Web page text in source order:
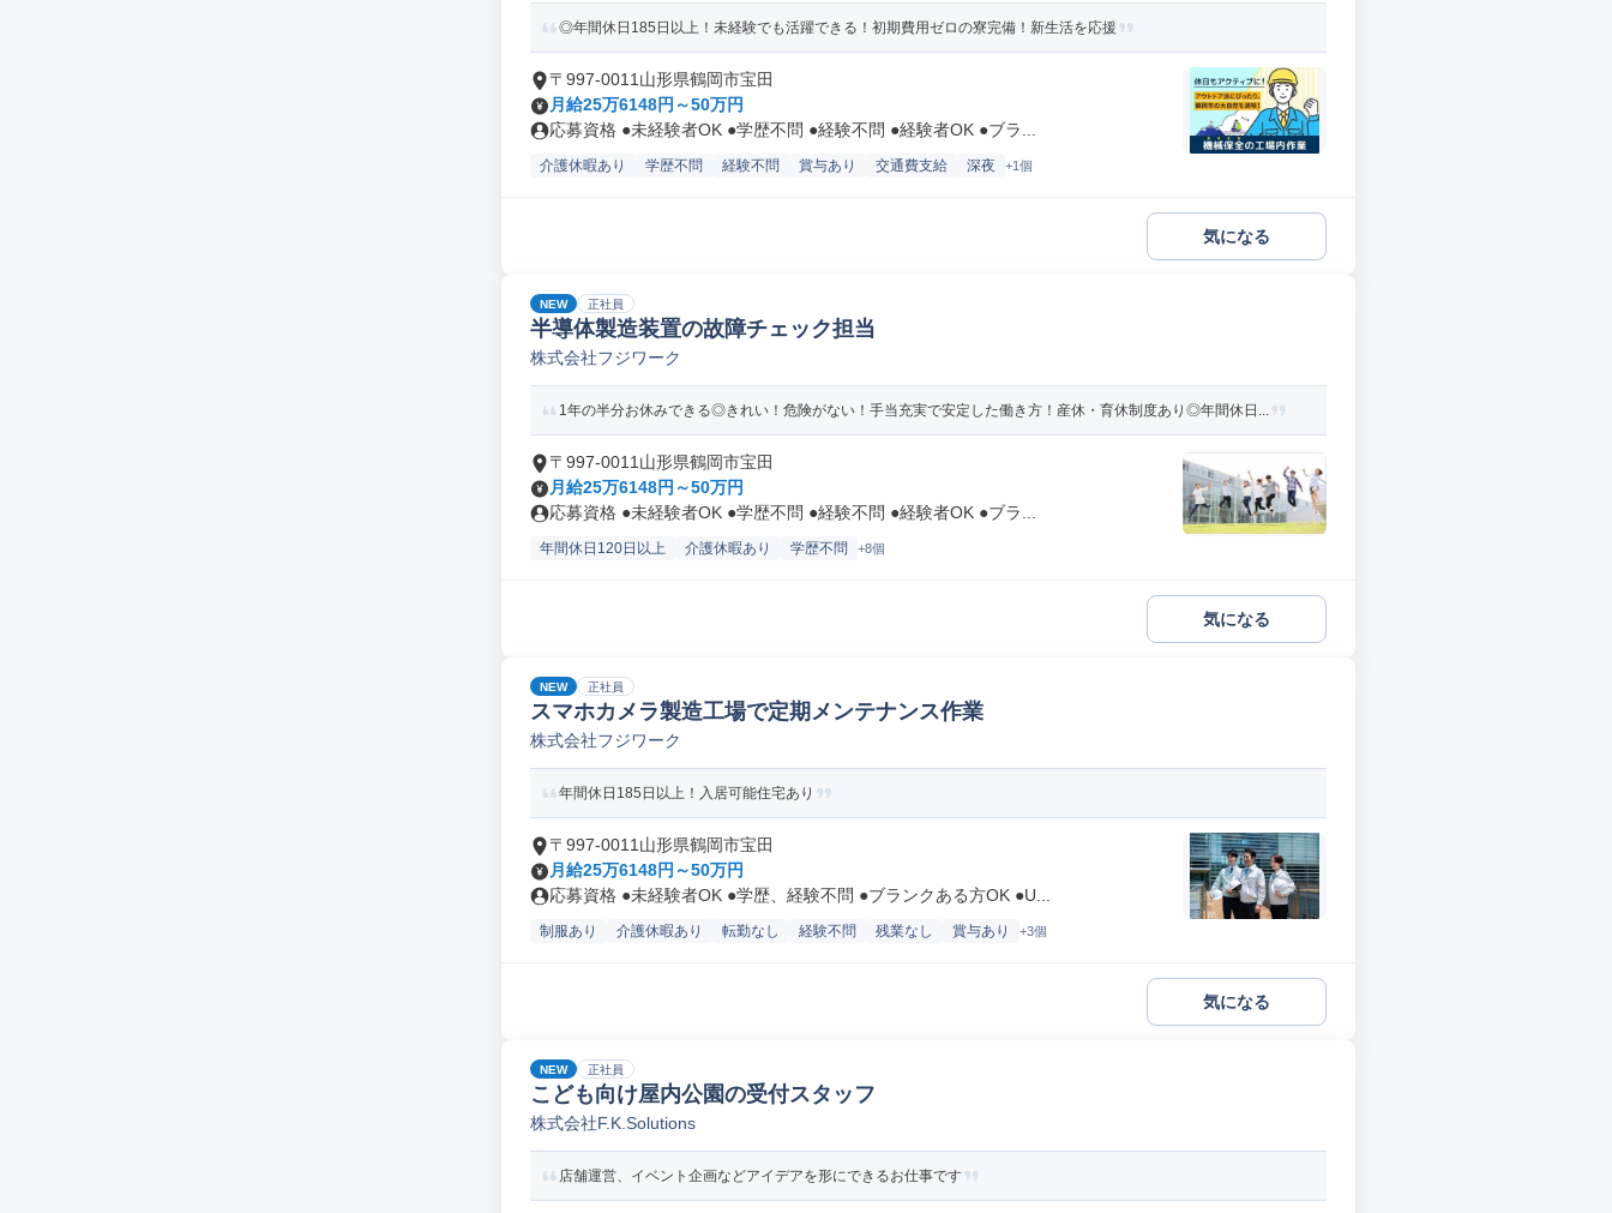
◎年間休日185日以上！未経験でも活躍できる！初期費用ゼロの寮完備！新生活を応援
〒997-0011山形県鶴岡市宝田
月給25万6148円～50万円
応募資格 ●未経験者OK ●学歴不問 ●経験不問 ●経験者OK ●ブラ...
介護休暇あり 学歴不問 経験不問 賞与あり 交通費支給 深夜 +1個
気になる
NEW 正社員
半導体製造装置の故障チェック担当
株式会社フジワーク
1年の半分お休みできる◎きれい！危険がない！手当充実で安定した働き方！産休・育休制度あり◎年間休日...
〒997-0011山形県鶴岡市宝田
月給25万6148円～50万円
応募資格 ●未経験者OK ●学歴不問 ●経験不問 ●経験者OK ●ブラ...
年間休日120日以上 介護休暇あり 学歴不問 +8個
気になる
NEW 正社員
スマホカメラ製造工場で定期メンテナンス作業
株式会社フジワーク
年間休日185日以上！入居可能住宅あり
〒997-0011山形県鶴岡市宝田
月給25万6148円～50万円
応募資格 ●未経験者OK ●学歴、経験不問 ●ブランクある方OK ●U...
制服あり 介護休暇あり 転勤なし 経験不問 残業なし 賞与あり +3個
気になる
NEW 正社員
こども向け屋内公園の受付スタッフ
株式会社F.K.Solutions
店舗運営、イベント企画などアイデアを形にできるお仕事です